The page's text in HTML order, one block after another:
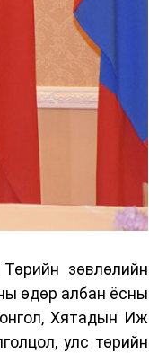
зөвлөлийн
өдөр албан ёсны
Хятадын Иж
улс төрийн